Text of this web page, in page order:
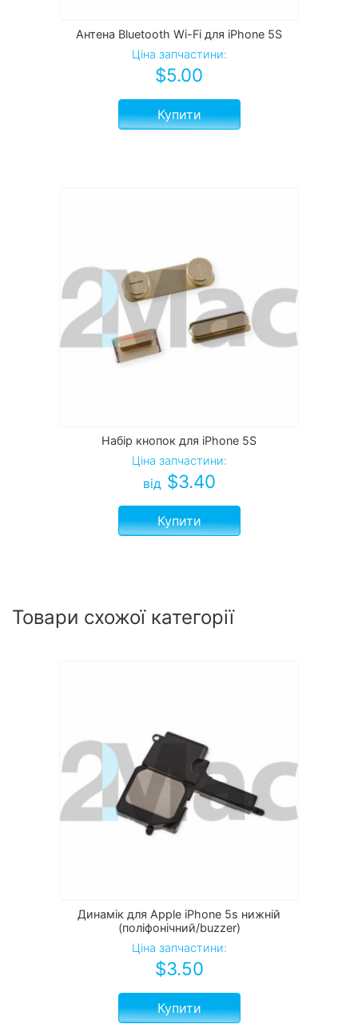
Антена Bluetooth Wi-Fi для iPhone 5S
Ціна запчастини:
$5.00
Купити
Набір кнопок для iPhone 5S
Ціна запчастини:
від $3.40
Купити
Товари схожої категорії
Динамік для Apple iPhone 5s нижній
(поліфонічний/buzzer)
Ціна запчастини:
$3.50
Купити